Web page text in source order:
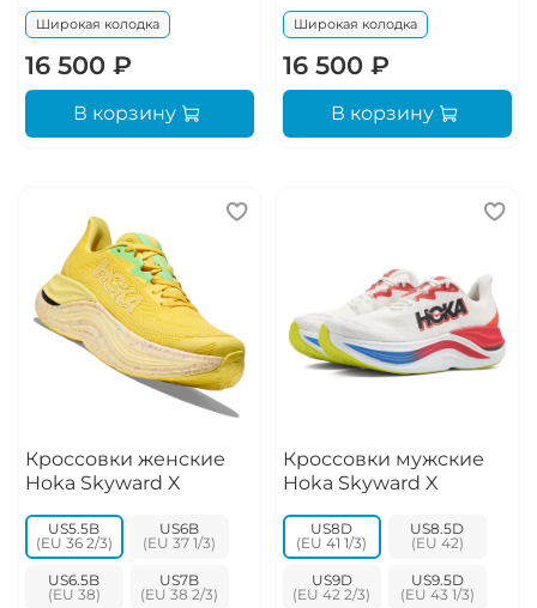
Широкая колодка
16 500 ₽
В корзину
Широкая колодка
16 500 ₽
В корзину
Кроссовки женские
Hoka Skyward X
US5.5B US6B
US6.5B US7B
Кроссовки мужские
Hoka Skyward X
US8D US8.5D
US9D US9.5D